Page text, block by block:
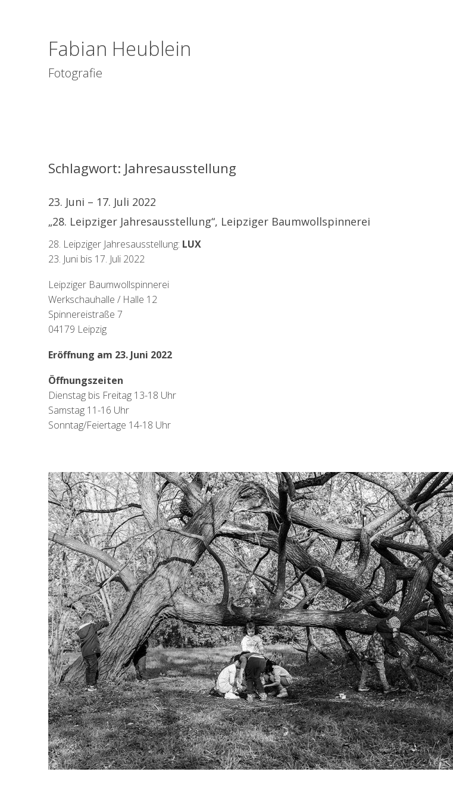
Fabian Heublein
Fotografie
Schlagwort: Jahresausstellung
23. Juni – 17. Juli 2022
„28. Leipziger Jahresausstellung“, Leipziger Baumwollspinnerei
28. Leipziger Jahresausstellung: LUX
23. Juni bis 17. Juli 2022
Leipziger Baumwollspinnerei
Werkschauhalle / Halle 12
Spinnereistraße 7
04179 Leipzig
Eröffnung am 23. Juni 2022
Öffnungszeiten
Dienstag bis Freitag 13-18 Uhr
Samstag 11-16 Uhr
Sonntag/Feiertage 14-18 Uhr